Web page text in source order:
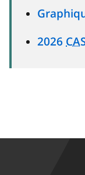
2026